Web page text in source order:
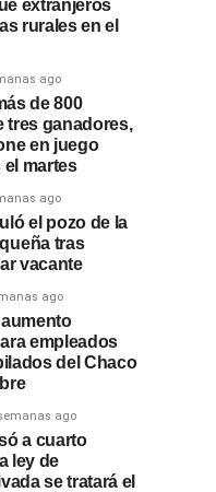
extranjeros
rurales en el
ago
de 800
tres ganadores,
en juego
el martes
ago
el pozo de la
tras
vacante
ago
empleados
del Chaco
ago
a cuarto
ley de
se tratará el